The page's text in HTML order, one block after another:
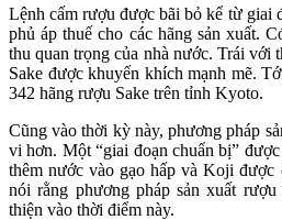
Lệnh cấm rượu được bãi bỏ kể từ giai
phủ áp thuế cho các hãng sản xuất.
thu quan trọng của nhà nước. Trái với
Sake được khuyến khích mạnh mẽ.
342 hãng rượu Sake trên tỉnh Kyoto.
Cũng vào thời kỳ này, phương pháp
vi hơn. Một “giai đoạn chuẩn bị”
thêm nước vào gạo hấp và Koji được
nói rằng phương pháp sản xuất
thiện vào thời điểm này.